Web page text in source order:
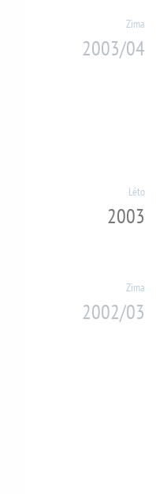
Zima
2003/04
Léto
2003
Zima
2002/03